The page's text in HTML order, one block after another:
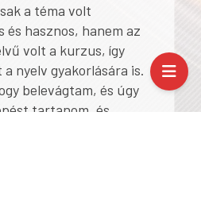
a téma volt
és hasznos, hanem az
volt a kurzus, így
nyelv gyakorlására is.
belevágtam, és úgy
tartanom, és